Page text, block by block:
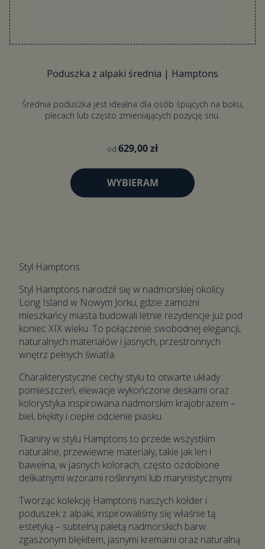
Poduszka z alpaki średnia | Hamptons
Średnia poduszka jest idealna dla osób śpiących na boku,
plecach lub często zmieniających pozycję snu.
od 629,00 zł
WYBIERAM
Styl Hamptons
Styl Hamptons narodził się w nadmorskiej okolicy
Long Island w Nowym Jorku, gdzie zamożni
mieszkańcy miasta budowali letnie rezydencje już pod
koniec XIX wieku. To połączenie swobodnej elegancji,
naturalnych materiałów i jasnych, przestronnych
wnętrz pełnych światła.
Charakterystyczne cechy stylu to otwarte układy
pomieszczeń, elewacje wykończone deskami oraz
kolorystyka inspirowana nadmorskim krajobrazem –
biel, błękity i ciepłe odcienie piasku.
Tkaniny w stylu Hamptons to przede wszystkim
naturalne, przewiewne materiały, takie jak len i
bawełna, w jasnych kolorach, często ozdobione
delikatnymi wzorami roślinnymi lub marynistycznymi.
Tworząc kolekcję Hamptons naszych kołder i
poduszek z alpaki, inspirowaliśmy się właśnie tą
estetyką – subtelną paletą nadmorskich barw:
zgaszonym błękitem, jasnymi kremami oraz naturalną